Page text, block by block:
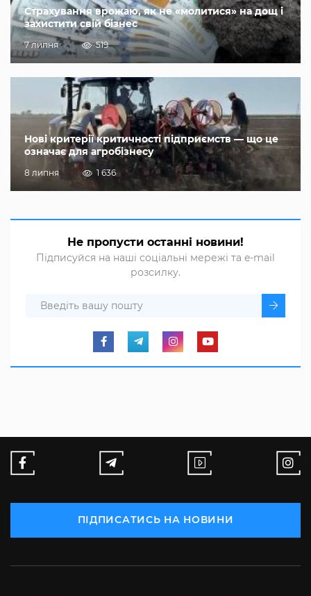
Страхування врожаю, як не «молитися» на дощ і
захистити свій бізнес
7 липня 519
Нові критерії критичності підприємств — що це
означає для агробізнесу
8 липня 1 636
Не пропусти останні новини!
Підписуйся на наші соціальні мережі та e-mail
розсилку.
ПІДПИСАТИСЬ НА НОВИНИ